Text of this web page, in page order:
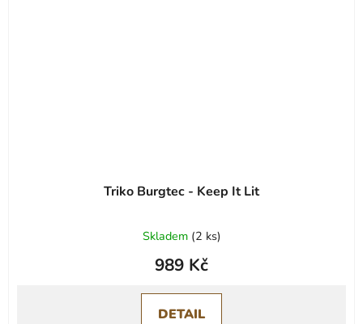
Triko Burgtec - Keep It Lit
Skladem (2 ks)
989 Kč
DETAIL